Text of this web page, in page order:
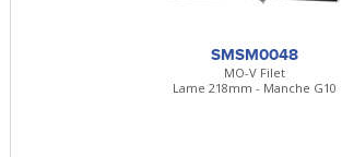
SMSM0048
MO-V Filet
Lame 218mm - Manche G10